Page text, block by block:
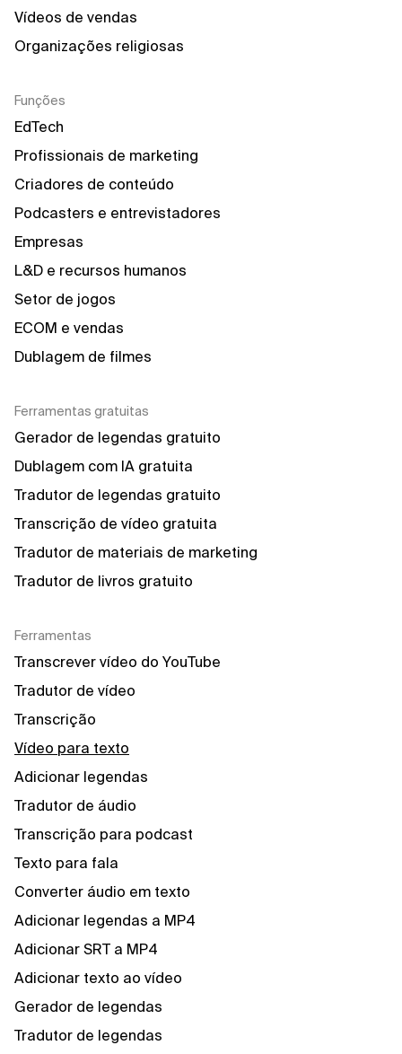
Vídeos de vendas
Organizações religiosas
Funções
EdTech
Profissionais de marketing
Criadores de conteúdo
Podcasters e entrevistadores
Empresas
L&D e recursos humanos
Setor de jogos
ECOM e vendas
Dublagem de filmes
Ferramentas gratuitas
Gerador de legendas gratuito
Dublagem com IA gratuita
Tradutor de legendas gratuito
Transcrição de vídeo gratuita
Tradutor de materiais de marketing
Tradutor de livros gratuito
Ferramentas
Transcrever vídeo do YouTube
Tradutor de vídeo
Transcrição
Vídeo para texto
Adicionar legendas
Tradutor de áudio
Transcrição para podcast
Texto para fala
Converter áudio em texto
Adicionar legendas a MP4
Adicionar SRT a MP4
Adicionar texto ao vídeo
Gerador de legendas
Tradutor de legendas